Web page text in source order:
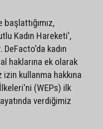
başlattığımız,
Kadın Hareketi',
kadın
haklarına ek olarak
kullanma hakkına
(WEPs) ilk
verdiğimiz